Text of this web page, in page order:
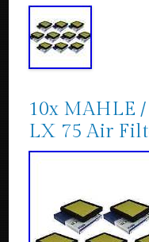
10x MAHLE
LX 75 Air